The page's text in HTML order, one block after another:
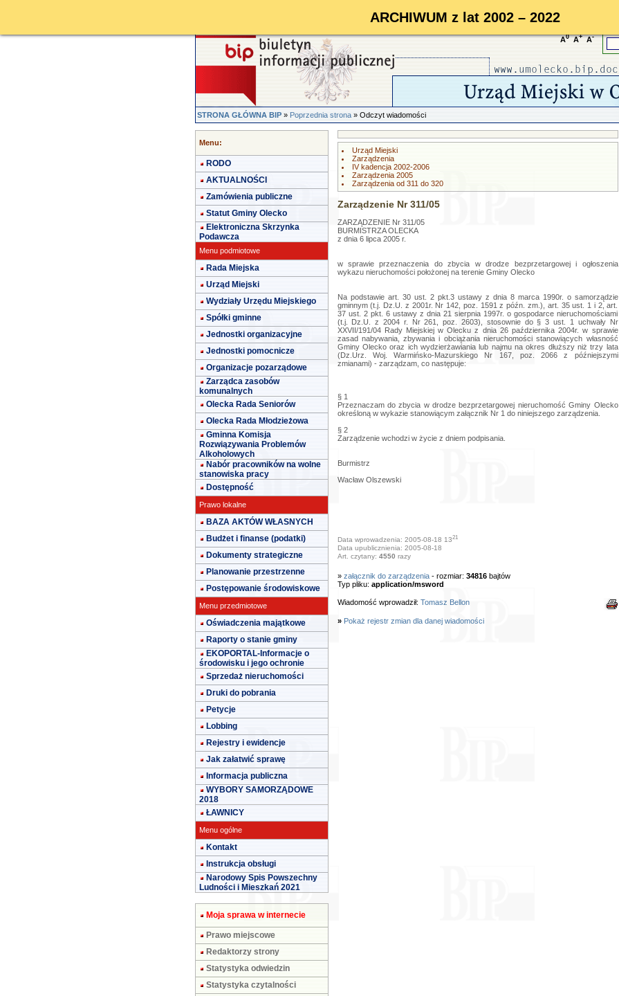
ARCHIWUM z lat 2002 – 2022
A0 A+ A-
STRONA GŁÓWNA BIP»Poprzednia strona» Odczyt wiadomości
Menu:
RODO
AKTUALNOŚCI
Zamówienia publiczne
Statut Gminy Olecko
Elektroniczna Skrzynka
Podawcza
Menu podmiotowe
Rada Miejska
Urząd Miejski
Wydziały Urzędu Miejskiego
Spółki gminne
Jednostki organizacyjne
Jednostki pomocnicze
Organizacje pozarządowe
Zarządca zasobów
komunalnych
Olecka Rada Seniorów
Olecka Rada Młodzieżowa
Gminna Komisja
Rozwiązywania Problemów
Alkoholowych
Nabór pracowników na wolne
stanowiska pracy
Dostępność
Prawo lokalne
BAZA AKTÓW WŁASNYCH
Budżet i finanse (podatki)
Dokumenty strategiczne
Planowanie przestrzenne
Postępowanie środowiskowe
Menu przedmiotowe
Oświadczenia majątkowe
Raporty o stanie gminy
EKOPORTAL-Informacje o
środowisku i jego ochronie
Sprzedaż nieruchomości
Druki do pobrania
Petycje
Lobbing
Rejestry i ewidencje
Jak załatwić sprawę
Informacja publiczna
WYBORY SAMORZĄDOWE
2018
ŁAWNICY
Menu ogólne
Kontakt
Instrukcja obsługi
Narodowy Spis Powszechny
Ludności i Mieszkań 2021
Moja sprawa w internecie
Prawo miejscowe
Redaktorzy strony
Statystyka odwiedzin
Statystyka czytalności
Urząd Miejski
Zarządzenia
IV kadencja 2002-2006
Zarządzenia 2005
Zarządzenia od 311 do 320
Zarządzenie Nr 311/05
ZARZĄDZENIE Nr 311/05
BURMISTRZA OLECKA
z dnia 6 lipca 2005 r.
w sprawie przeznaczenia do zbycia w drodze bezprzetargowej i ogłoszenia
wykazu nieruchomości położonej na terenie Gminy Olecko
Na podstawie art. 30 ust. 2 pkt.3 ustawy z dnia 8 marca 1990r. o samorządzie
gminnym (t.j. Dz.U. z 2001r. Nr 142, poz. 1591 z późn. zm.), art. 35 ust. 1 i 2, art.
37 ust. 2 pkt. 6 ustawy z dnia 21 sierpnia 1997r. o gospodarce nieruchomościami
(t.j. Dz.U. z 2004 r. Nr 261, poz. 2603), stosownie do § 3 ust. 1 uchwały Nr
XXVII/191/04 Rady Miejskiej w Olecku z dnia 26 października 2004r. w sprawie
zasad nabywania, zbywania i obciążania nieruchomości stanowiących własność
Gminy Olecko oraz ich wydzierżawiania lub najmu na okres dłuższy niż trzy lata
(Dz.Urz. Woj. Warmińsko-Mazurskiego Nr 167, poz. 2066 z późniejszymi
zmianami) - zarządzam, co następuje:
§ 1
Przeznaczam do zbycia w drodze bezprzetargowej nieruchomość Gminy Olecko
określoną w wykazie stanowiącym załącznik Nr 1 do niniejszego zarządzenia.
§ 2
Zarządzenie wchodzi w życie z dniem podpisania.
Burmistrz
Wacław Olszewski
Data wprowadzenia: 2005-08-18 1321
Data upublicznienia: 2005-08-18
Art. czytany: 4550 razy
» załącznik do zarządzenia- rozmiar: 34816bajtów
Typ pliku: application/msword
Wiadomość wprowadził: Tomasz Bellon
» Pokaż rejestr zmian dla danej wiadomości